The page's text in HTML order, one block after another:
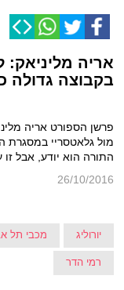
אריה מליניאק:
בקבוצה גדולה
פרשן הספורט אריה
מול גלאטסריי במסגרת
התורה הוא יודע, אבל זו
26/10/2016
יורוליג מכבי תל
רמי הדר